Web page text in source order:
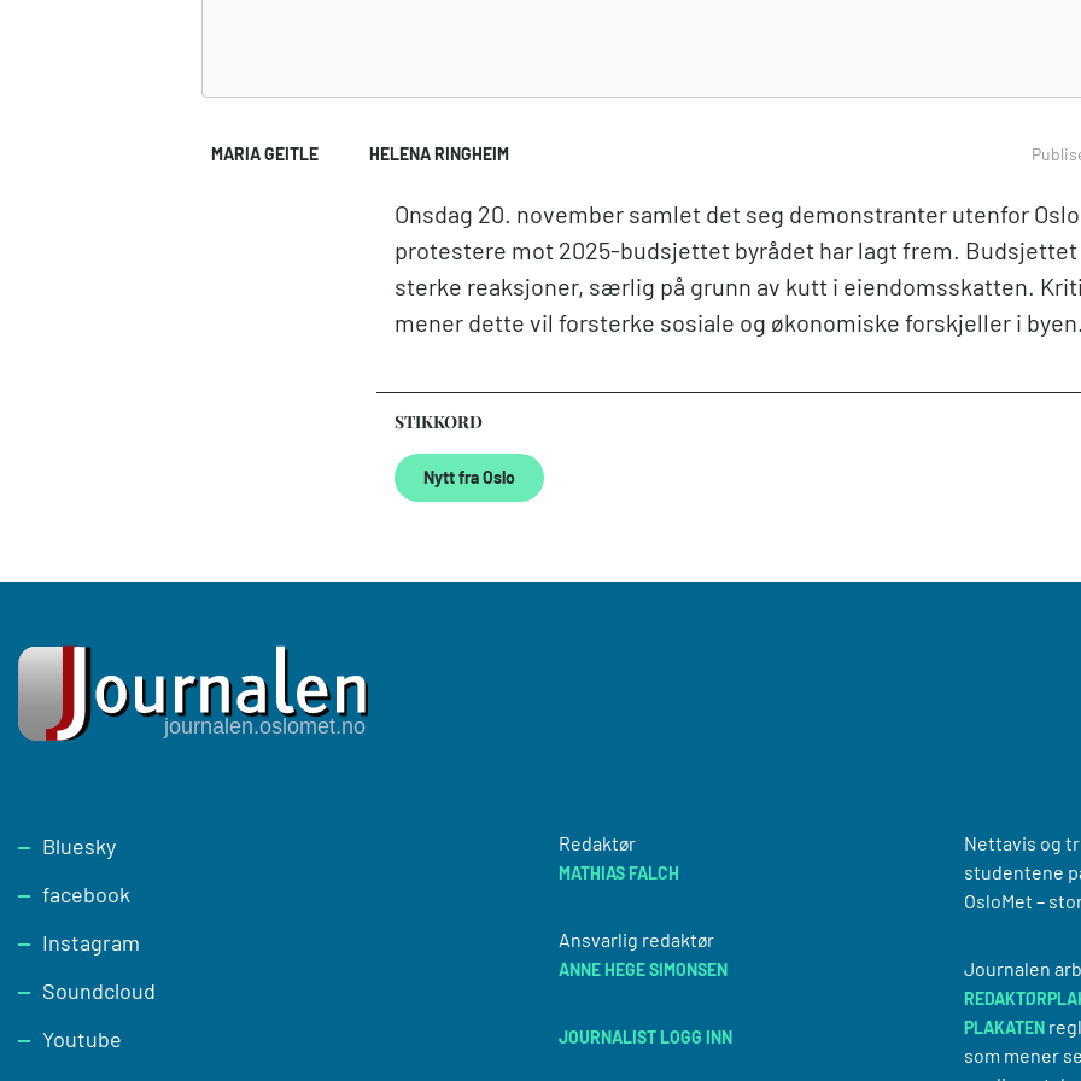
MARIA GEITLE HELENA RINGHEIM
Onsdag 20. november samlet det seg demonstranter utenfor
protestere mot 2025-budsjettet byrådet har lagt frem. Budsjettet
sterke reaksjoner, særlig på grunn av kutt i eiendomsskatten.
mener dette vil forsterke sosiale og økonomiske forskjeller i
STIKKORD
Nytt fra Oslo
Footer
Bluesky
facebook
Instagram
Soundcloud
Youtube
Redaktør
MATHIAS FALCH
Ansvarlig redaktør
ANNE HEGE SIMONSEN
JOURNALIST LOGG INN
Nettavis og
studentene
OsloMet –
Journalen
PLAKATEN
som mener